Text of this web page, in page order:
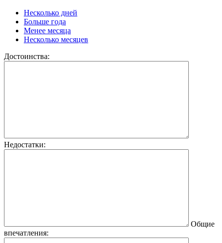
Несколько дней
Больше года
Менее месяца
Несколько месяцев
Достоинства:
Недостатки:
Общие
впечатления: